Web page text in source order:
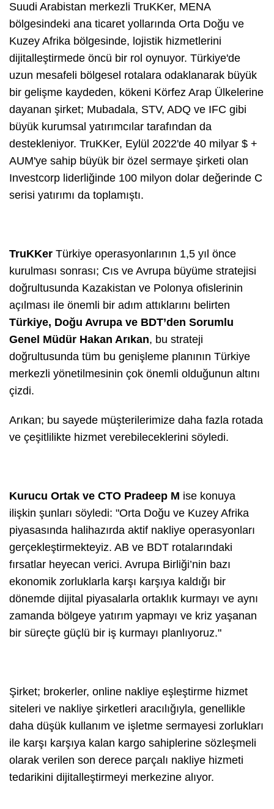
Suudi Arabistan merkezli TruKKer, MENA
bölgesindeki ana ticaret yollarında Orta Doğu ve
Kuzey Afrika bölgesinde, lojistik hizmetlerini
dijitalleştirmede öncü bir rol oynuyor. Türkiye'de
uzun mesafeli bölgesel rotalara odaklanarak büyük
bir gelişme kaydeden, kökeni Körfez Arap Ülkelerine
dayanan şirket; Mubadala, STV, ADQ ve IFC gibi
büyük kurumsal yatırımcılar tarafından da
destekleniyor. TruKKer, Eylül 2022'de 40 milyar $ +
AUM'ye sahip büyük bir özel sermaye şirketi olan
Investcorp liderliğinde 100 milyon dolar değerinde C
serisi yatırımı da toplamıştı.
TruKKer Türkiye operasyonlarının 1,5 yıl önce
kurulması sonrası; Cıs ve Avrupa büyüme stratejisi
doğrultusunda Kazakistan ve Polonya ofislerinin
açılması ile önemli bir adım attıklarını belirten
Türkiye, Doğu Avrupa ve BDT’den Sorumlu
Genel Müdür Hakan Arıkan, bu strateji
doğrultusunda tüm bu genişleme planının Türkiye
merkezli yönetilmesinin çok önemli olduğunun altını
çizdi.
Arıkan; bu sayede müşterilerimize daha fazla rotada
ve çeşitlilikte hizmet verebileceklerini söyledi.
Kurucu Ortak ve CTO Pradeep M ise konuya
ilişkin şunları söyledi: "Orta Doğu ve Kuzey Afrika
piyasasında halihazırda aktif nakliye operasyonları
gerçekleştirmekteyiz. AB ve BDT rotalarındaki
fırsatlar heyecan verici. Avrupa Birliği’nin bazı
ekonomik zorluklarla karşı karşıya kaldığı bir
dönemde dijital piyasalarla ortaklık kurmayı ve aynı
zamanda bölgeye yatırım yapmayı ve kriz yaşanan
bir süreçte güçlü bir iş kurmayı planlıyoruz."
Şirket; brokerler, online nakliye eşleştirme hizmet
siteleri ve nakliye şirketleri aracılığıyla, genellikle
daha düşük kullanım ve işletme sermayesi zorlukları
ile karşı karşıya kalan kargo sahiplerine sözleşmeli
olarak verilen son derece parçalı nakliye hizmeti
tedarikini dijitalleştirmeyi merkezine alıyor.